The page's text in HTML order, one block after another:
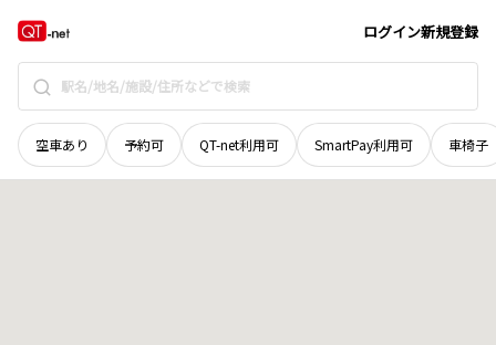
ログイン新規登録
空車あり 予約可 QT-net利用可 SmartPay利用可 車椅子
宮城県